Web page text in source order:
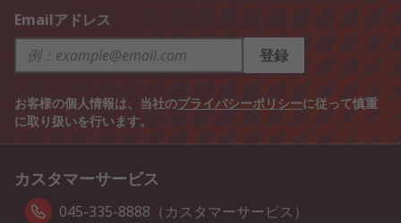
Emailアドレス
登録
お客様の個人情報は、当社のプライバシーポリシーに従って慎重
に取り扱いを行います。
カスタマーサービス
045-335-8888（カスタマーサービス）